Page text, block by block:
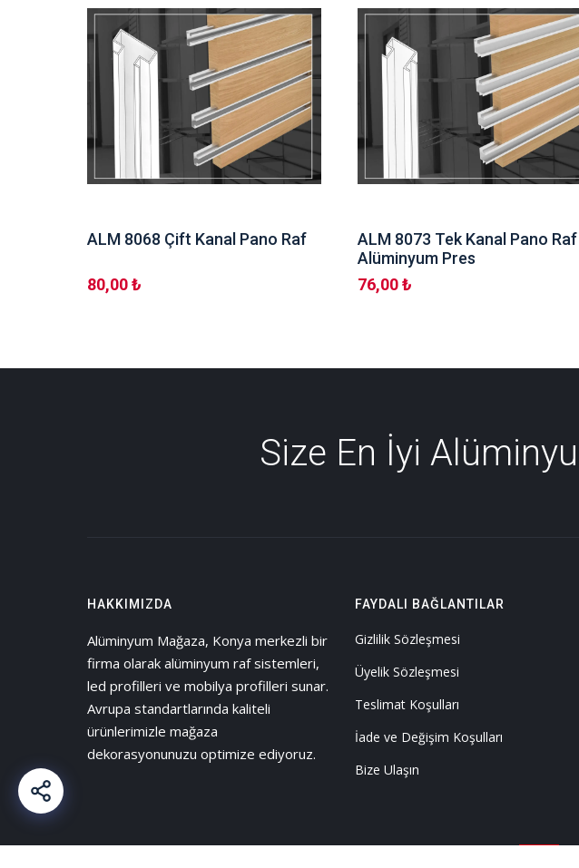
ALM 8068 Çift Kanal Pano Raf
80,00 ₺
ALM 8073 Tek Kanal Pano Raf
Alüminyum Pres
76,00 ₺
Size En İyi
HAKKIMIZDA
Alüminyum Mağaza, Konya merkezli bir
firma olarak alüminyum raf sistemleri,
led profilleri ve mobilya profilleri sunar.
Avrupa standartlarında kaliteli
ürünlerimizle mağaza
dekorasyonunuzu optimize ediyoruz.
FAYDALI BAĞLANTILAR
Gizlilik Sözleşmesi
Üyelik Sözleşmesi
Teslimat Koşulları
İade ve Değişim Koşulları
Bize Ulaşın